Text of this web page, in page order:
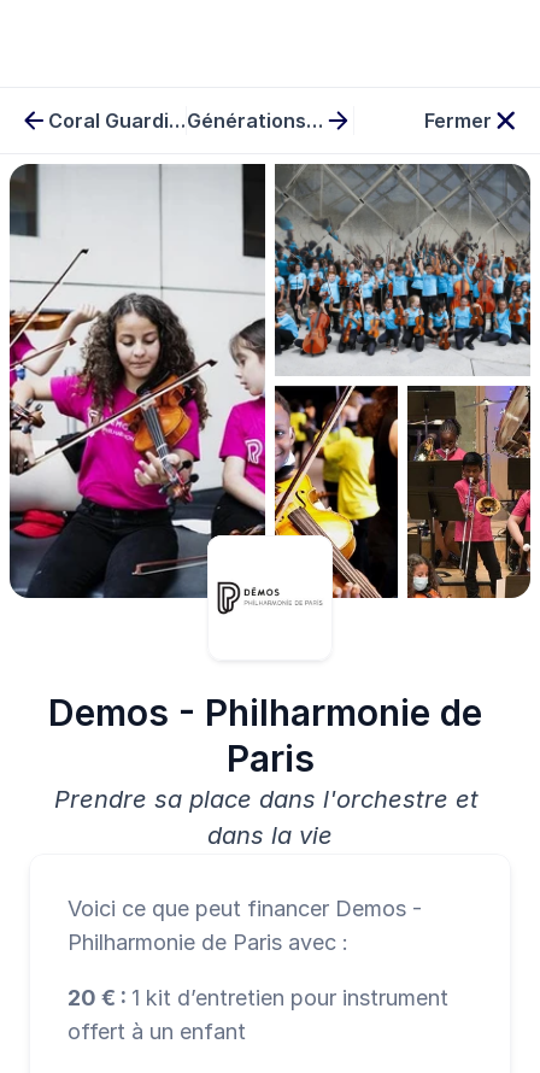
Coral Guardian Générations Futures Fermer
Demos - Philharmonie de
Paris
Prendre sa place dans l'orchestre et
dans la vie
Voici ce que peut financer Demos -
Philharmonie de Paris avec :
20 € : 1 kit d’entretien pour instrument
offert à un enfant